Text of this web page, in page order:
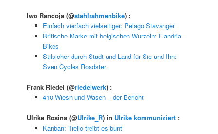
Iwo Randoja(@stahlrahmenbike) :
Einfach vierfach vielseitiger: Pelago Stavanger
Britische Marke mit belgischen Wurzeln: Flandria
Bikes
Stilsicher durch Stadt und Land für Sie und Ihn:
Sven Cycles Roadster
Frank Riedel(@riedelwerk) :
410 Wiesn und Wasen – der Bericht
Ulrike Rosina(@Ulrike_R) in Ulrike kommuniziert :
Kanban: Trello treibt es bunt